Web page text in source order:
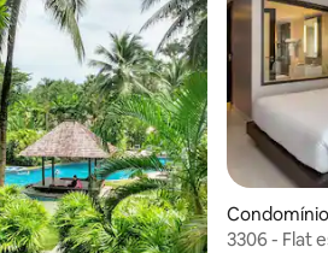
5, 49 avaliações
Condomínio
3306 - Flat